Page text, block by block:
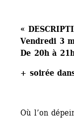
«
Vendredi 3
De 20h à
+ soirée
Où l’on